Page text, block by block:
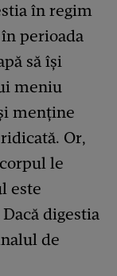
în regim
perioada
să își
meniu
menține
Or,
le
este
digestia
de